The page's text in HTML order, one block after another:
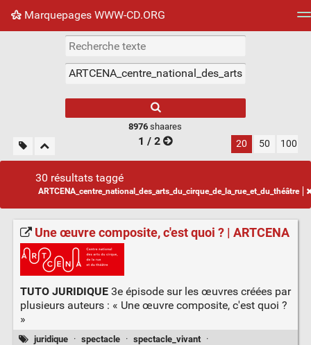
Marquepages WWW-CD.ORG
Nuage de tags Mur d'images
8976 shaares
1 / 2 20 50 100
30 résultats taggé
ARTCENA_centre_national_des_arts_du_cirque_de_la_rue_et_du_théâtre
Une œuvre composite, c'est quoi ? | ARTCENA
TUTO JURIDIQUE3e épisode sur les œuvres créées par
plusieurs auteurs : « Une œuvre composite, c'est quoi ?
»
juridique · spectacle · spectacle_vivant ·